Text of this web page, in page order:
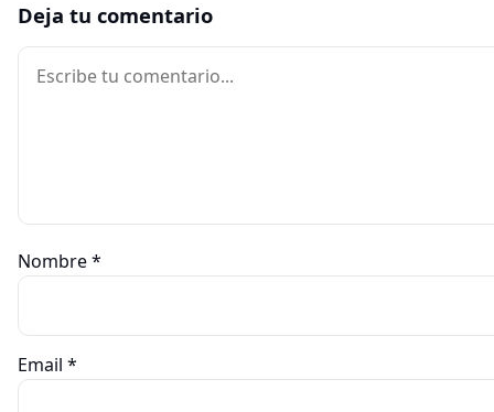
Deja tu comentario
Comentario
Nombre*
Email *